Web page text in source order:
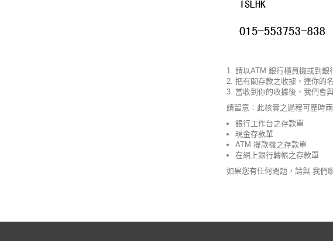
請以ATM 銀行櫃員機或到銀
把有關存款之收據，連你的
當收到你的收據後，我們會
請留意︰此核實之過程可歷時
銀行工作台之存款單
現金存款單
ATM 提款機之存款單
在網上銀行轉帳之存款單
如果您有任何問題，請與 我們